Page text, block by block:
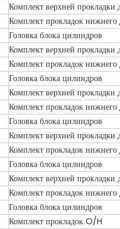
Комплект верхней прокладки
Комплект прокладок нижнего
Головка блока цилиндров
Комплект верхней прокладки
Комплект прокладок нижнего
Головка блока цилиндров
Комплект верхней прокладки
Комплект прокладок нижнего
Головка блока цилиндров
Комплект верхней прокладки
Комплект прокладок нижнего
Головка блока цилиндров
Комплект верхней прокладки
Комплект прокладок нижнего
Головка блока цилиндров
Комплект прокладок O/H